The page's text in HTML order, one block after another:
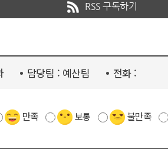
RSS 구독하기
담당팀 : 예산팀 전화 :
만족 보통 불만족